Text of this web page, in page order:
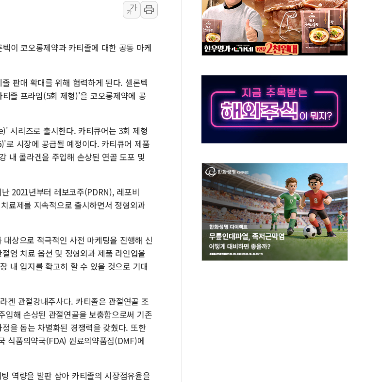
롯데쇼핑, 백화점이 이끈 반등...2분기 영업이익 121% 급증
합수본, '투표율 조작 의혹' 서울·경기·충북 선관위 등 추가 압수수색
교원그룹 펫 프렌들리 호텔 '키녹', 30일 2주년 기념 행사
벤처업계 "정부 세제개편안 환영...RSU 세제지원 긍정 검토되길"
뉴온 "어린이 성장 제품 '매직키드', 출시 8개월에 매출 62억원"
가
가
이 코오롱제약과 카티졸에 대한 공동 마케
판매 확대를 위해 협력하게 된다. 셀론텍
졸 프라임(5회 제형)'을 코오롱제약에 공
시리즈로 출시한다. 카티큐어는 3회 제형
시장에 공급될 예정이다. 카티큐어 제품
내 콜라겐을 주입해 손상된 연골 도포 및
2021년부터 레보코주(PDRN), 레포비
료제를 지속적으로 출시하면서 정형외과
상으로 적극적인 사전 마케팅을 진행해 신
염 치료 옵션 및 정형외과 제품 라인업을
내 입지를 확고히 할 수 있을 것으로 기대
겐 관절강내주사다. 카티졸은 관절연골 조
입해 손상된 관절연골을 보충함으로써 기존
을 돕는 차별화된 경쟁력을 갖췄다. 또한
식품의약국(FDA) 원료의약품집(DMF)에
역량을 발판 삼아 카티졸의 시장점유율을